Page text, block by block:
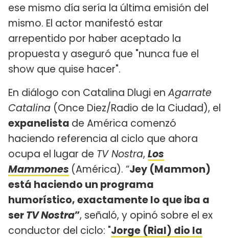
ese mismo día sería la última emisión del
mismo. El actor manifestó estar
arrepentido por haber aceptado la
propuesta y aseguró que "nunca fue el
show que quise hacer".
En diálogo con Catalina Dlugi enAgarrate
Catalina (Once Diez/Radio de la Ciudad), el
expanelista de América comenzó
haciendo referencia al ciclo que ahora
ocupa el lugar de TV Nostra, Los
Mammones (América). “Jey (Mammon)
está haciendo un programa
humorístico, exactamente lo que iba a
serTV Nostra”, señaló, y opinó sobre el ex
conductor del ciclo: "Jorge (Rial) dio la